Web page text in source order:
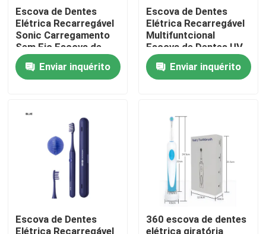
Para casa
Produtos
Vídeos
Visita à fábrica
Controle de qualidade
Escova de Dentes
Elétrica Recarregável
Sonic Carregamento
Sem Fio Escova de
Dentes Impermeável
ElétricaEnviar inquérito
Escova de Dentes
Elétrica Recarregável
Multifuntcional
Escova de Dentes UV
Esterilizador Escova
de DentesEnviar inquérito
Escova de Dentes
Elétrica Recarregável
360 escova de dentes
elétrica giratória